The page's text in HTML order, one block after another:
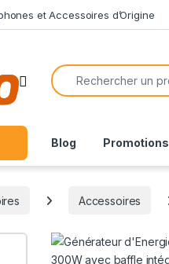
et Accessoires d’Origine
Open
Search for:
Blog Promotions
Accessoires